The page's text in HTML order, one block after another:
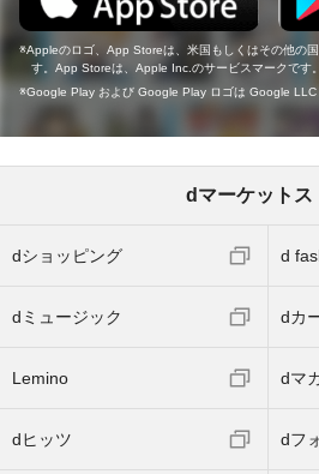
Appleのロゴ、App Storeは、米国もしくはその他の
す。App Storeは、Apple Inc.のサービスマークです。
Google Play および Google Play ロゴは Google LLC
dマーケットス
dショッピング d
dミュージック dカ
Lemino dマ
dヒッツ dフ